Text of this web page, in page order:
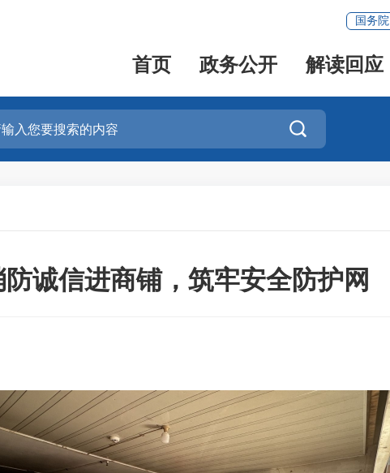
国务院
首页 政务公开 解读回应

防诚信进商铺，筑牢安全防护网